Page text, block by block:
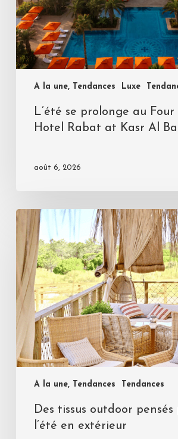
A la une, Tendances Luxe
L’été se prolonge au Four
Hotel Rabat at Kasr Al
août 6, 2026
A la une, Tendances Tendances
Des tissus outdoor
l’été en extérieur